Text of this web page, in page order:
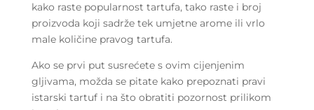
kako raste popularnost tartufa, tako raste i broj
proizvoda koji sadrže tek umjetne arome ili vrlo
male količine pravog tartufa.
Ako se prvi put susrećete s ovim cijenjenim
gljivama, možda se pitate kako prepoznati pravi
istarski tartuf i na što obratiti pozornost prilikom